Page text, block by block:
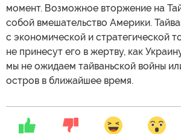
момент. Возможное вторжение на
собой вмешательство Америки.
с экономической и стратегической
не принесут его в жертву, как
мы не ожидаем тайваньской войны
остров в ближайшее время.